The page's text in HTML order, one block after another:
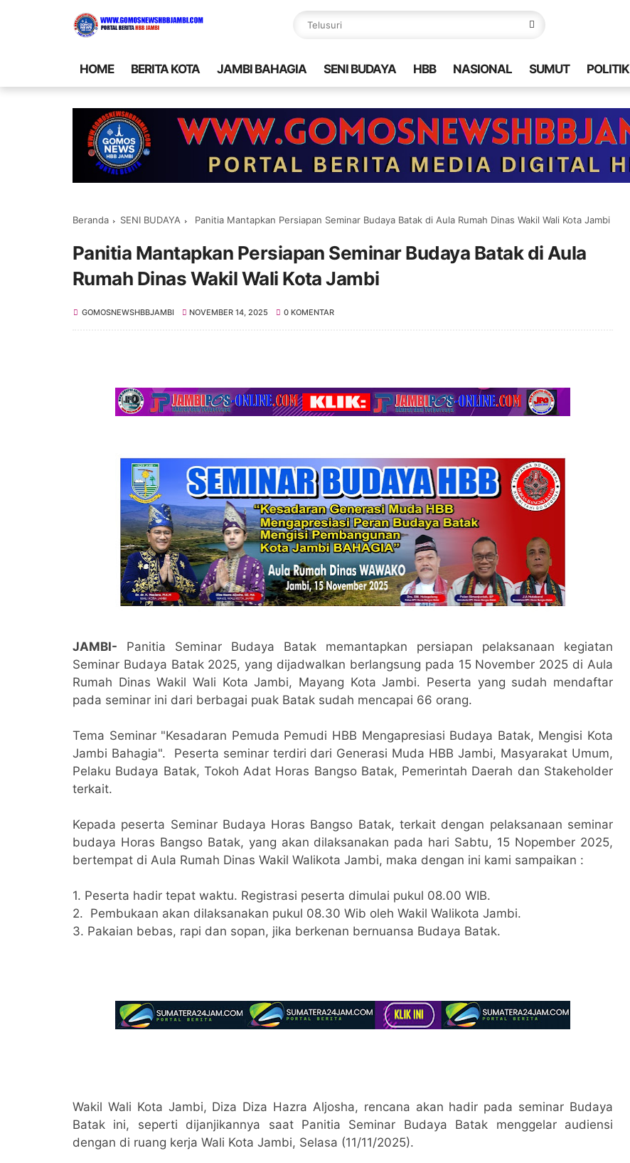
HOME BERITA KOTA JAMBI BAHAGIA SENI BUDAYA HBB NASIONAL SUMUT POLITIK
Beranda SENI BUDAYA Panitia Mantapkan Persiapan Seminar Budaya Batak di Aula Rumah Dinas Wakil Wali Kota Jambi
Panitia Mantapkan Persiapan Seminar Budaya Batak di Aula
Rumah Dinas Wakil Wali Kota Jambi
GOMOSNEWSHBBJAMBI NOVEMBER 14, 2025 0 KOMENTAR
JAMBI- Panitia Seminar Budaya Batak memantapkan persiapan pelaksanaan kegiatan
Seminar Budaya Batak 2025, yang dijadwalkan berlangsung pada 15 November 2025 di Aula
Rumah Dinas Wakil Wali Kota Jambi, Mayang Kota Jambi. Peserta yang sudah mendaftar
pada seminar ini dari berbagai puak Batak sudah mencapai 66 orang.
Tema Seminar "Kesadaran Pemuda Pemudi HBB Mengapresiasi Budaya Batak, Mengisi Kota
Jambi Bahagia". Peserta seminar terdiri dari Generasi Muda HBB Jambi, Masyarakat Umum,
Pelaku Budaya Batak, Tokoh Adat Horas Bangso Batak, Pemerintah Daerah dan Stakeholder
terkait.
Kepada peserta Seminar Budaya Horas Bangso Batak, terkait dengan pelaksanaan seminar
budaya Horas Bangso Batak, yang akan dilaksanakan pada hari Sabtu, 15 Nopember 2025,
bertempat di Aula Rumah Dinas Wakil Walikota Jambi, maka dengan ini kami sampaikan :
1. Peserta hadir tepat waktu. Registrasi peserta dimulai pukul 08.00 WIB.
2. Pembukaan akan dilaksanakan pukul 08.30 Wib oleh Wakil Walikota Jambi.
3. Pakaian bebas, rapi dan sopan, jika berkenan bernuansa Budaya Batak.
Wakil Wali Kota Jambi, Diza Diza Hazra Aljosha, rencana akan hadir pada seminar Budaya
Batak ini, seperti dijanjikannya saat Panitia Seminar Budaya Batak menggelar audiensi
dengan di ruang kerja Wali Kota Jambi, Selasa (11/11/2025).